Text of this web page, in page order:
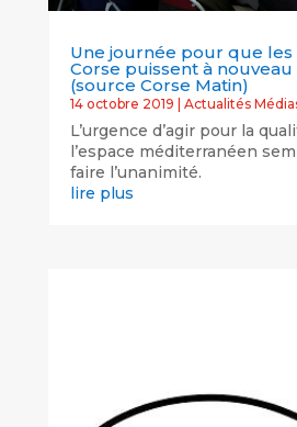
Une journée pour que
Corse puissent à
(source Corse Matin)
14 octobre 2019 | Actualités
L’urgence d’agir pour la
l’espace méditerranéen
faire l’unanimité.
lire plus